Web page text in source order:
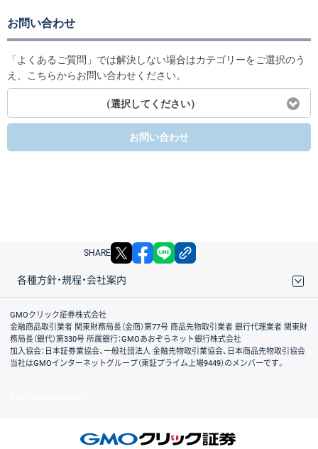
お問い合わせ
「よくあるご質問」では解決しない場合はカテゴリーをご選択のう
え、こちらからお問い合わせください。
（選択してください）
お問い合わせ
SHARE X facebook
各種方針・規程・会社案内
取引規程・約款
サイトマップ
その他のご案内
個人情報保護方針
最良執行方針
サイトのご利用について
ディスクレイマー
信託保全
リスク説明
会社案内
GMOクリック証券株式会社
金融商品取引業者 関東財務局長（金商）第77号 商品先物取引業者 銀行代理業者 関東財
務局長（銀代）第330号 所属銀行：GMOあおぞらネット銀行株式会社
加入協会：日本証券業協会、一般社団法人 金融先物取引業協会、日本商品先物取引協会
当社はGMOインターネットグループ（東証プライム上場9449）のメンバーです。